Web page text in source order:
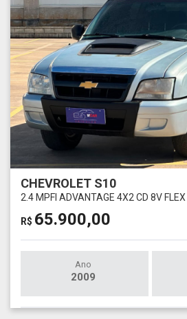
CHEVROLET S10
2.4 MPFI ADVANTAGE 4X2 CD 8V FLEX
R$ 65.900,00
Ano
2009